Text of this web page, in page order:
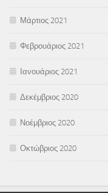
Μάρτιος 2021
Φεβρουάριος 2021
Ιανουάριος 2021
Δεκέμβριος 2020
Νοέμβριος 2020
Οκτώβριος 2020